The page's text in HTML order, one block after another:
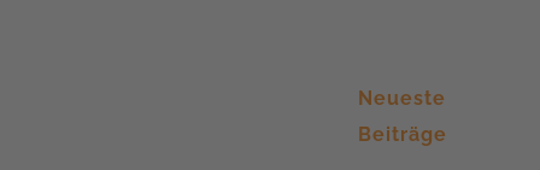
Neueste
Beiträge